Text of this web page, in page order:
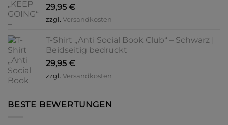
29,95 €
zzgl. Versandkosten
T-Shirt „Anti Social Book Club“ – Schwarz |
Beidseitig bedruckt
29,95 €
zzgl. Versandkosten
BESTE BEWERTUNGEN